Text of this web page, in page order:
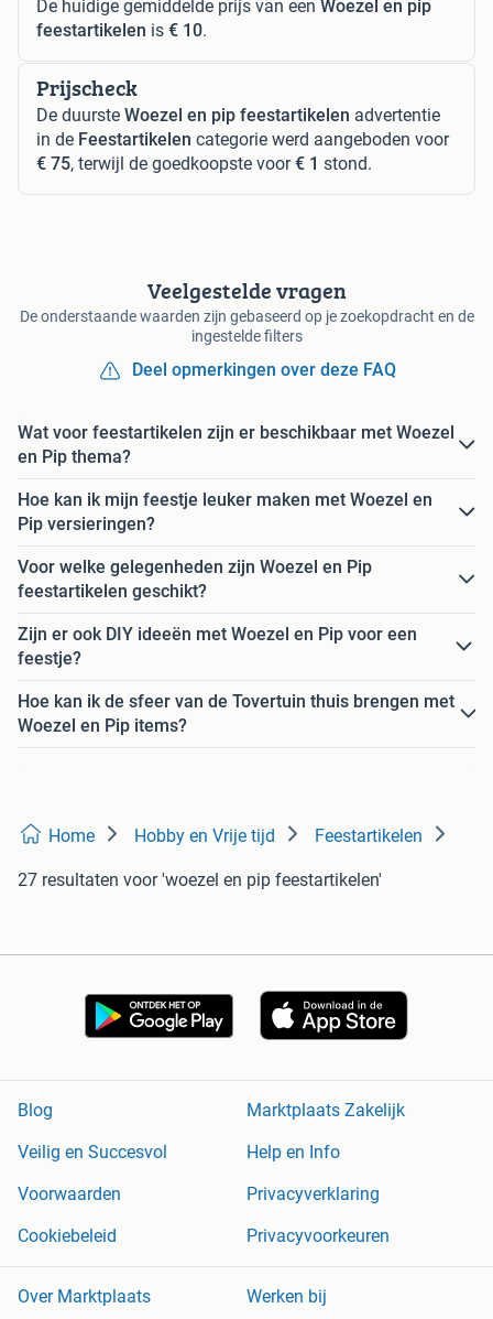
De huidige gemiddelde prijs van een Woezel en pip
feestartikelen is € 10.
Prijscheck
De duurste Woezel en pip feestartikelen advertentie
in de Feestartikelen categorie werd aangeboden voor
€ 75, terwijl de goedkoopste voor€ 1 stond.
Veelgestelde vragen
De onderstaande waarden zijn gebaseerd op je zoekopdracht en de
ingestelde filters
Deel opmerkingen over deze FAQ
Wat voor feestartikelen zijn er beschikbaar met Woezel
en Pip thema?
Hoe kan ik mijn feestje leuker maken met Woezel en
Pip versieringen?
Voor welke gelegenheden zijn Woezel en Pip
feestartikelen geschikt?
Zijn er ook DIY ideeën met Woezel en Pip voor een
feestje?
Hoe kan ik de sfeer van de Tovertuin thuis brengen met
Woezel en Pip items?
Home Hobby en Vrije tijd Feestartikelen
27 resultaten voor 'woezel en pip feestartikelen'
Blog
Marktplaats Zakelijk
Veilig en Succesvol
Help en Info
Voorwaarden
Privacyverklaring
Cookiebeleid
Privacyvoorkeuren
Over Marktplaats Werken bij